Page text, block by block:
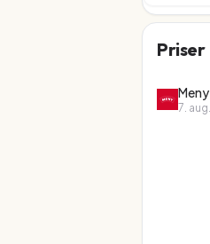
Priser
Meny
7.